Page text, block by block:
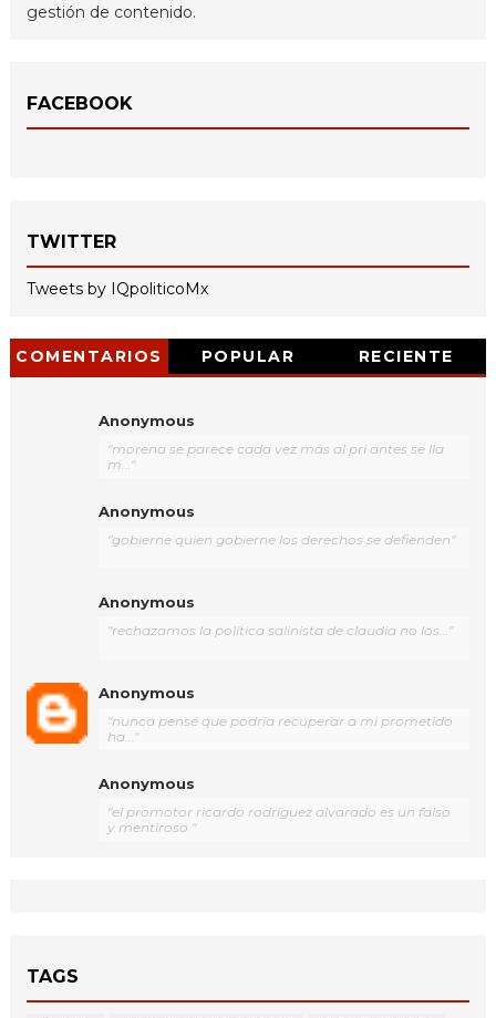
gestión de contenido.
FACEBOOK
TWITTER
Tweets by IQpoliticoMx
COMENTARIOS POPULAR RECIENTE
Anonymous
"morena se parece cada vez más al pri antes se lla
m..."
Anonymous
"gobierne quien gobierne los derechos se defienden"
Anonymous
"rechazamos la política salinista de claudia no los..."
Anonymous
"nunca pensé que podría recuperar a mi prometido
ha..."
Anonymous
"el promotor ricardo rodríguez alvarado es un falso
y mentiroso "
TAGS